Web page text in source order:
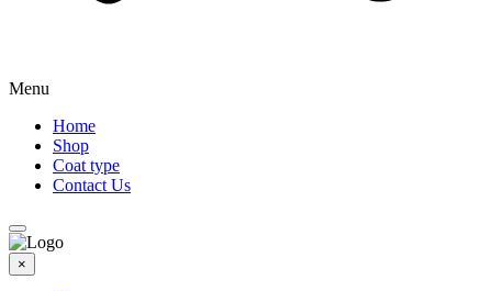
Menu
Home
Shop
Coat type
Contact Us
×